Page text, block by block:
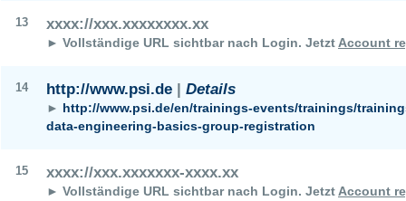
13 xxxx://xxx.xxxxxxxx.xx
► Vollständige URL sichtbar nach Login. Jetzt Account
14 http://www.psi.de | Details
► http://www.psi.de/en/trainings-events/trainings/
data-engineering-basics-group-registration
15 xxxx://xxx.xxxxxxx-xxxx.xx
► Vollständige URL sichtbar nach Login. Jetzt Account